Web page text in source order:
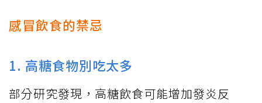
感冒飲食的禁忌
1. 高糖食物別吃太多
部分研究發現，高糖飲食可能增加發炎反